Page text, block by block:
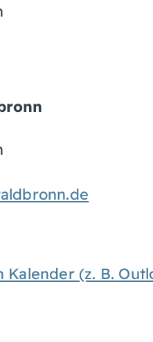
Kalender (z. B.